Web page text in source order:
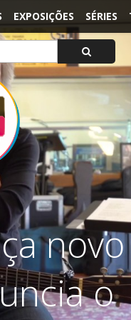
EXPOSIÇÕES SÉRIES
novo
o